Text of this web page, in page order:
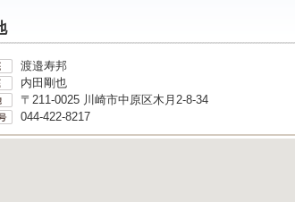
渡邉寿邦
内田剛也
〒211-0025 川崎市中原区木月2-8-34
044-422-8217